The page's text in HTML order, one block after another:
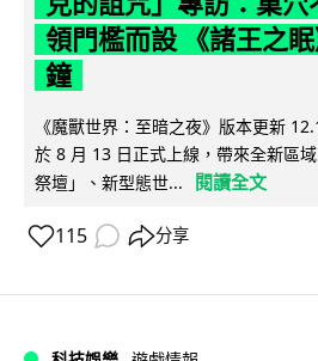
領門檻而設 《諸王之
鐘
《魔獸世界：至暗之夜》版本更新
於 8 月 13 日正式上線，帶來全新區
祭壇」、新型態世...
閱讀全文
115 分享